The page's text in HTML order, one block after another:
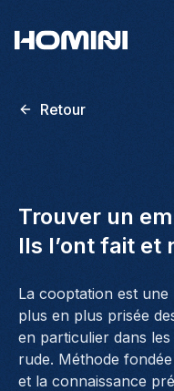
Retour
Trouver un
Ils l’ont fait et
La cooptation est
plus en plus prisée
en particulier dans
rude. Méthode
et la connaissance